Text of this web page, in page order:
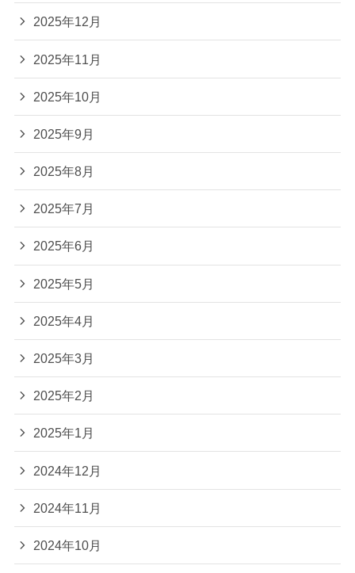
2025年12月
2025年11月
2025年10月
2025年9月
2025年8月
2025年7月
2025年6月
2025年5月
2025年4月
2025年3月
2025年2月
2025年1月
2024年12月
2024年11月
2024年10月